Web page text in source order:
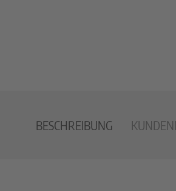
BESCHREIBUNG